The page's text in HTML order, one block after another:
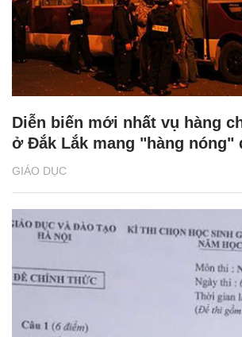
GIÁO DỤC
Diễn biến mới nhất vụ hàng
ở Đắk Lắk mang "hàng nóng"